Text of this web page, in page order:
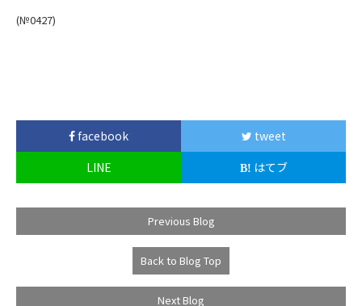
(№0427)
facebook
tweet
LINE
はてブ
Previous Blog
Back to Blog Top
Next Blog